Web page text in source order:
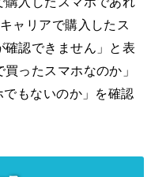
ャリアで購入したス
確認できません」と表
ったスマホなのか」
もないのか」を確認